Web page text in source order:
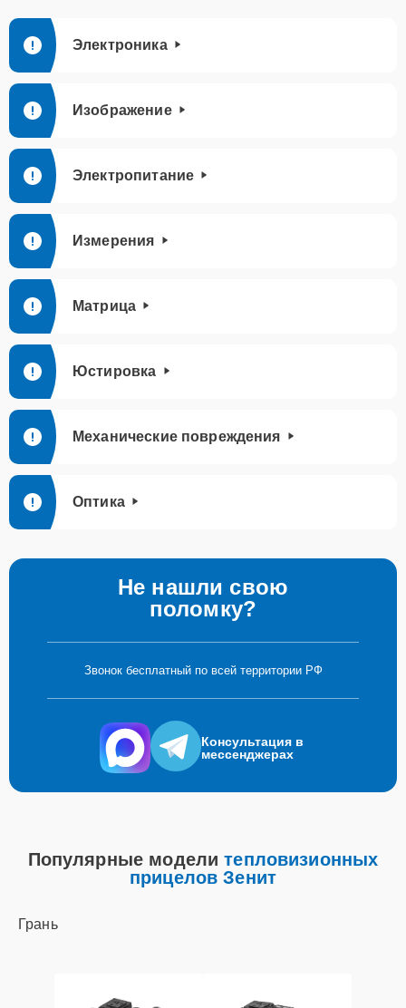
Электроника
Изображение
Электропитание
Измерения
Матрица
Юстировка
Механические повреждения
Оптика
Не нашли свою
поломку?
Звонок бесплатный по всей территории РФ
Консультация в
мессенджерах
Популярные моделитепловизионных
прицелов Зенит
Грань